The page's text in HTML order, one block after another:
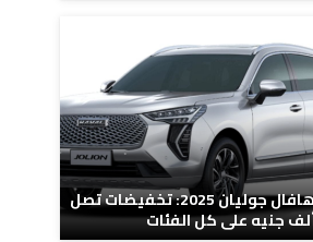
سعر هافال جوليان 2025: تخفيضات تصل